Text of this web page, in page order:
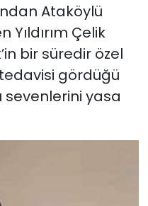
Ataköylü
Çelik
bir süredir özel
gördüğü
sevenlerini yasa